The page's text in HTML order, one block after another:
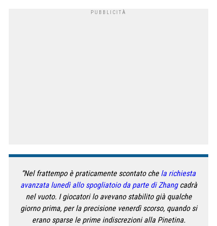
“Nel frattempo è praticamente scontato che la richiesta
avanzata lunedì allo spogliatoio da parte di Zhangcadrà
nel vuoto. I giocatori lo avevano stabilito già qualche
giorno prima, per la precisione venerdì scorso, quando si
erano sparse le prime indiscrezioni alla Pinetina.